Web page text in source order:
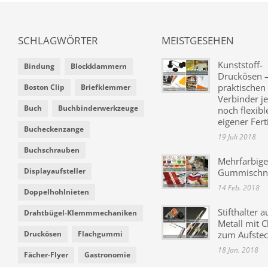
SCHLAGWÖRTER
Bindung Blockklammern
Boston Clip Briefklemmer
Buch Buchbinderwerkzeuge
Bucheckenzange
Buchschrauben
Displayaufsteller
Doppelhohlnieten
Drahtbügel-Klemmmechaniken
Druckösen Flachgummi
Fächer-Flyer Gastronomie
MEISTGESEHEN
Kunststoff-
Druckösen
praktischen
Verbinder
noch
eigener
19 Juli 2018
Mehrfarbige
14 Feb. 2018
Stifthalter
Metall mit
zum
18 Jan. 2018